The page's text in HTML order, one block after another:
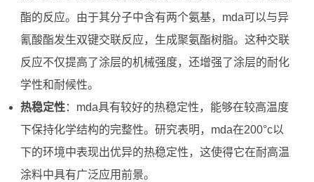
酯的反应。由于其分子中含有两个氨基，mda可以与异
氰酸酯发生双键交联反应，生成聚氨酯树脂。这种交联
反应不仅提高了涂层的机械强度，还增强了涂层的耐化
学性和耐候性。
热稳定性：mda具有较好的热稳定性，能够在较高温度
下保持化学结构的完整性。研究表明，mda在200°c以
下的环境中表现出优异的热稳定性，这使得它在耐高温
涂料中具有广泛应用前景。